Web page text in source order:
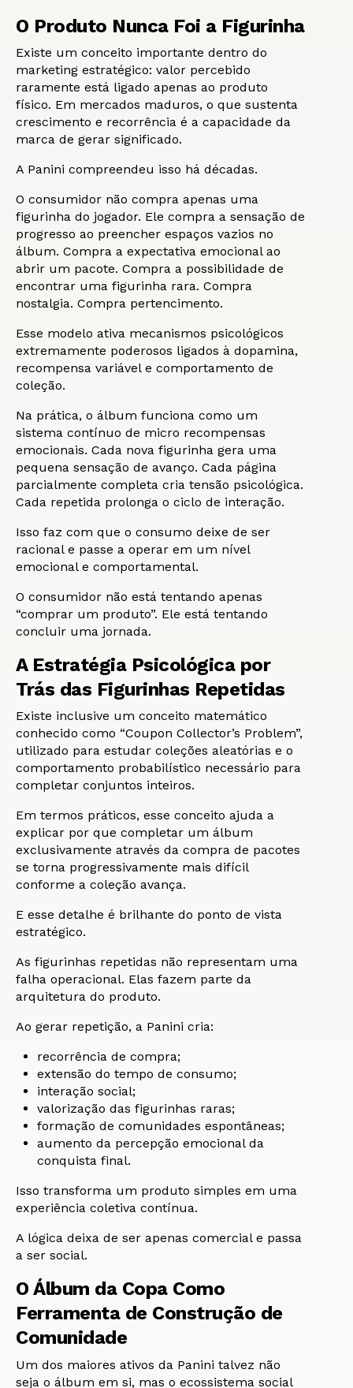
O Produto Nunca Foi a Figurinha
Existe um conceito importante dentro do
marketing estratégico: valor percebido
raramente está ligado apenas ao produto
físico. Em mercados maduros, o que sustenta
crescimento e recorrência é a capacidade da
marca de gerar significado.
A Panini compreendeu isso há décadas.
O consumidor não compra apenas uma
figurinha do jogador. Ele compra a sensação de
progresso ao preencher espaços vazios no
álbum. Compra a expectativa emocional ao
abrir um pacote. Compra a possibilidade de
encontrar uma figurinha rara. Compra
nostalgia. Compra pertencimento.
Esse modelo ativa mecanismos psicológicos
extremamente poderosos ligados à dopamina,
recompensa variável e comportamento de
coleção.
Na prática, o álbum funciona como um
sistema contínuo de micro recompensas
emocionais. Cada nova figurinha gera uma
pequena sensação de avanço. Cada página
parcialmente completa cria tensão psicológica.
Cada repetida prolonga o ciclo de interação.
Isso faz com que o consumo deixe de ser
racional e passe a operar em um nível
emocional e comportamental.
O consumidor não está tentando apenas
“comprar um produto”. Ele está tentando
concluir uma jornada.
A Estratégia Psicológica por
Trás das Figurinhas Repetidas
Existe inclusive um conceito matemático
conhecido como “Coupon Collector’s Problem”,
utilizado para estudar coleções aleatórias e o
comportamento probabilístico necessário para
completar conjuntos inteiros.
Em termos práticos, esse conceito ajuda a
explicar por que completar um álbum
exclusivamente através da compra de pacotes
se torna progressivamente mais difícil
conforme a coleção avança.
E esse detalhe é brilhante do ponto de vista
estratégico.
As figurinhas repetidas não representam uma
falha operacional. Elas fazem parte da
arquitetura do produto.
Ao gerar repetição, a Panini cria:
recorrência de compra;
extensão do tempo de consumo;
interação social;
valorização das figurinhas raras;
formação de comunidades espontâneas;
aumento da percepção emocional da
conquista final.
Isso transforma um produto simples em uma
experiência coletiva contínua.
A lógica deixa de ser apenas comercial e passa
a ser social.
O Álbum da Copa Como
Ferramenta de Construção de
Comunidade
Um dos maiores ativos da Panini talvez não
seja o álbum em si, mas o ecossistema social